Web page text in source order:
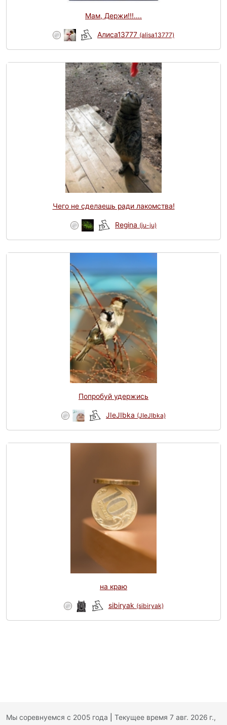
Мам, Держи!!!....
Алиса13777 (alisa13777)
Чего не сделаешь ради лакомства!
Regina (ju-ju)
Попробуй удержись
JIeJIbka (JIeJIbka)
на краю
sibiryak (sibiryak)
Мы соревнуемся с 2005 года Текущее время 7 авг. 2026 г.,